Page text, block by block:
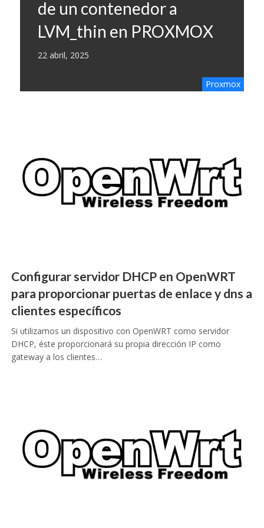
de un contenedor a
LVM_thin en PROXMOX
22 abril, 2025
Proxmox
Configurar servidor DHCP en OpenWRT
para proporcionar puertas de enlace y dns a
clientes específicos
Si utilizamos un dispositivo con OpenWRT como servidor
DHCP, éste proporcionará su propia dirección IP como
gateway a los clientes…